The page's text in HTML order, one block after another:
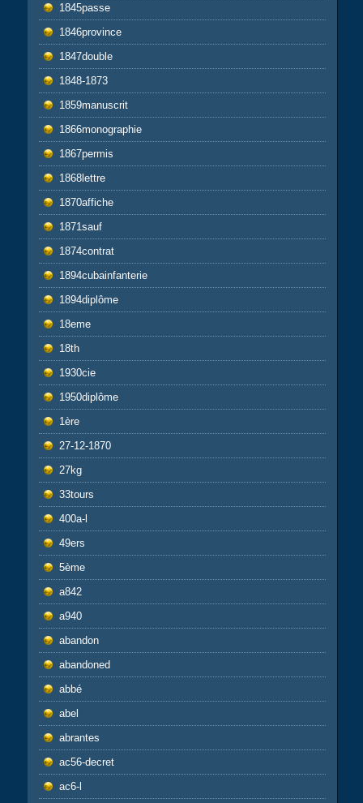
1845passe
1846province
1847double
1848-1873
1859manuscrit
1866monographie
1867permis
1868lettre
1870affiche
1871sauf
1874contrat
1894cubainfanterie
1894diplôme
18eme
18th
1930cie
1950diplôme
1ère
27-12-1870
27kg
33tours
400a-l
49ers
5ème
a842
a940
abandon
abandoned
abbé
abel
abrantes
ac56-decret
ac6-l